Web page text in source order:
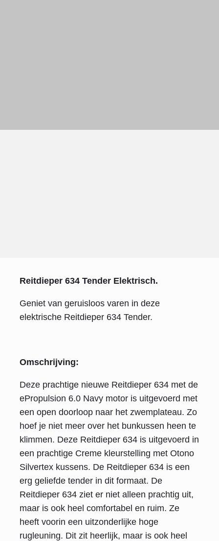
Reitdieper 634 Tender Elektrisch.
Geniet van geruisloos varen in deze
elektrische Reitdieper 634 Tender.
Omschrijving:
Deze prachtige nieuwe Reitdieper 634 met de
ePropulsion 6.0 Navy motor is uitgevoerd met
een open doorloop naar het zwemplateau. Zo
hoef je niet meer over het bunkussen heen te
klimmen. Deze Reitdieper 634 is uitgevoerd in
een prachtige Creme kleurstelling met Otono
Silvertex kussens. De Reitdieper 634 is een
erg geliefde tender in dit formaat. De
Reitdieper 634 ziet er niet alleen prachtig uit,
maar is ook heel comfortabel en ruim. Ze
heeft voorin een uitzonderlijke hoge
rugleuning. Dit zit heerlijk, maar is ook heel